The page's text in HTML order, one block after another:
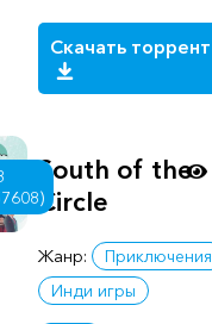
Скачать торрент
South of the
Circle
Жанр:
Приключения
Инди игры